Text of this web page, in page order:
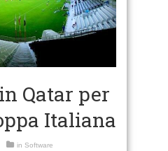
Qatar per
Italiana
in Software